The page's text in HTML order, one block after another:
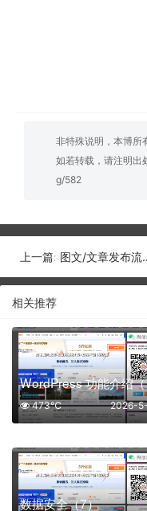
非特殊说明，本博所
如若转载，请注明出
g/582
上一篇: 图文/文章发布流程指南（6）
相关推荐
2026-
473℃
数据安全（7）